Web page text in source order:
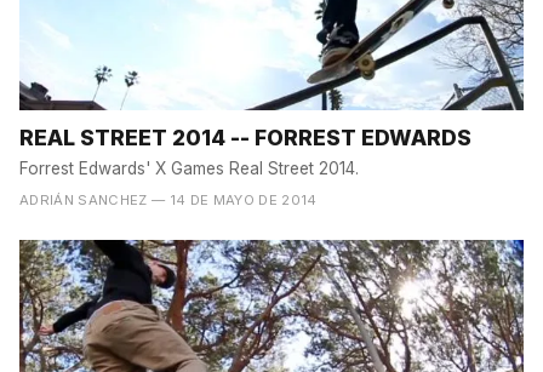
REAL STREET 2014 -- FORREST EDWARDS
Forrest Edwards' X Games Real Street 2014.
ADRIÁN SANCHEZ — 14 DE MAYO DE 2014